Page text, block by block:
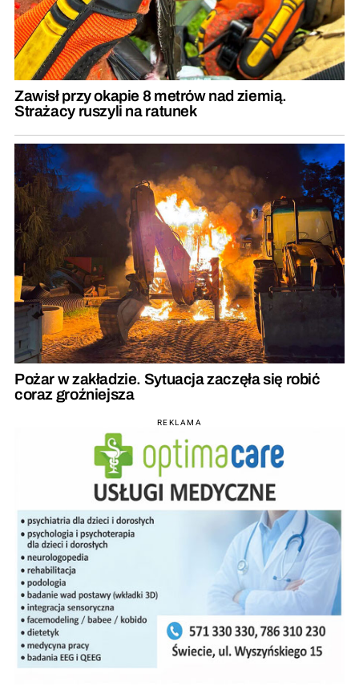
Zawisł przy okapie 8 metrów nad ziemią.
Strażacy ruszyli na ratunek
Pożar w zakładzie. Sytuacja zaczęła się robić
coraz groźniejsza
REKLAMA